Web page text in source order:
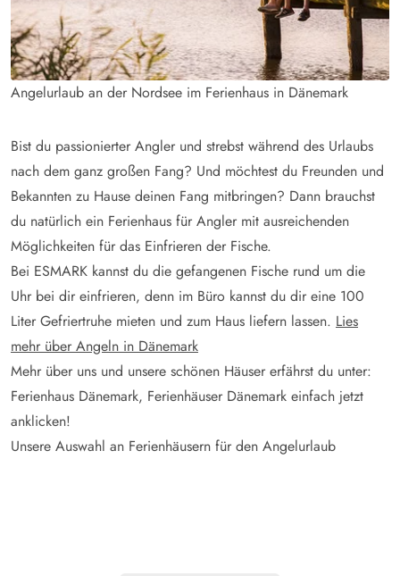
Angelurlaub an der Nordsee im Ferienhaus in Dänemark
Bist du passionierter Angler und strebst während des Urlaubs
nach dem ganz großen Fang? Und möchtest du Freunden und
Bekannten zu Hause deinen Fang mitbringen? Dann brauchst
du natürlich ein Ferienhaus für Angler mit ausreichenden
Möglichkeiten für das Einfrieren der Fische.
Bei ESMARK kannst du die gefangenen Fische rund um die
Uhr bei dir einfrieren, denn im Büro kannst du dir eine 100
Liter Gefriertruhe mieten und zum Haus liefern lassen. Lies
mehr über Angeln in Dänemark
Mehr über uns und unsere schönen Häuser erfährst du unter:
Ferienhaus Dänemark, Ferienhäuser Dänemark einfach jetzt
anklicken!
Unsere Auswahl an Ferienhäusern für den Angelurlaub